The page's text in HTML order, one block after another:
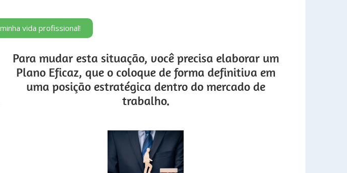
vida profissional!
Para mudar esta situação, você precisa elaborar um
Plano Eficaz, que o coloque de forma definitiva em
uma posição estratégica dentro do mercado de
trabalho.